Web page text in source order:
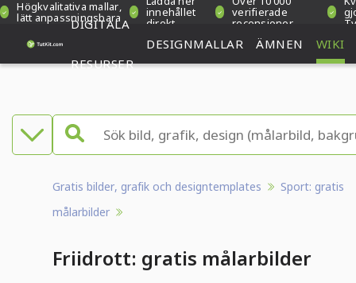
Högkvalitativa mallar,
lätt anpassningsbara innehållet
direkt
verifierade
recensioner
DIGITALA
RESURSER
DESIGNMALLAR ÄMNEN WIKI
Gratis bilder, grafik och designtemplates
Sport: gratis
målarbilder
Friidrott: gratis målarbilder